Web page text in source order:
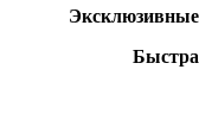
Эксклюзивны